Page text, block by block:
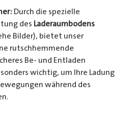
Durch die spezielle
des Laderaumbodens
Bilder), bietet unser
rutschhemmende
Be- und Entladen
wichtig, um Ihre Ladung
während des